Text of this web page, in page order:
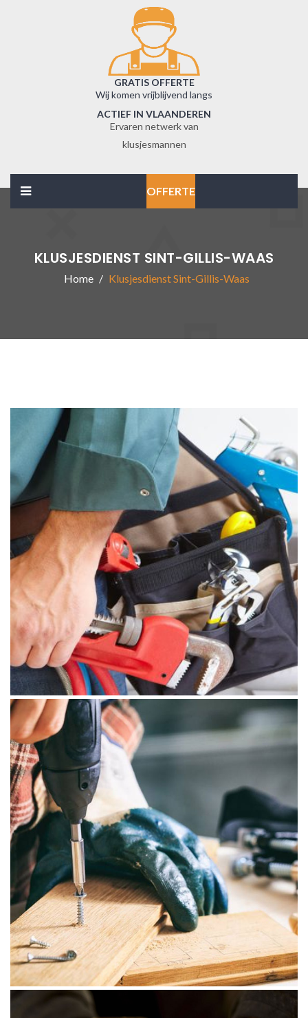
GRATIS OFFERTE
Wij komen vrijblijvend langs
ACTIEF IN VLAANDEREN
Ervaren netwerk van
klusjesmannen
OFFERTE
KLUSJESDIENST SINT-GILLIS-WAAS
Home Klusjesdienst Sint-Gillis-Waas